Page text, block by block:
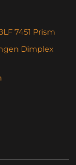
7451 Prism
Dimplex